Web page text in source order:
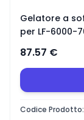
Gelatore a
per LF-6000-
87.57 €
Codice Prodotto: